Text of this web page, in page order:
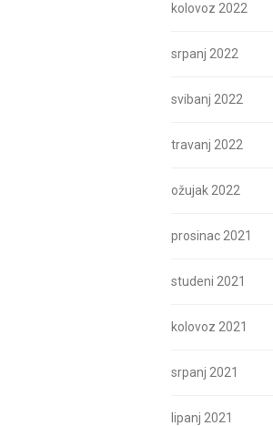
kolovoz 2022
srpanj 2022
svibanj 2022
travanj 2022
ožujak 2022
prosinac 2021
studeni 2021
kolovoz 2021
srpanj 2021
lipanj 2021